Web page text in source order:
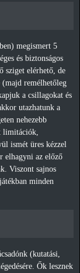
megismert 5
és biztonságos
sziget elérhető, de
(majd remélhetőleg
a csillagokat és
utazhatunk a
nehezebb
limitációk,
ismét üres kézzel
elhagyni az előző
Viszont sajnos
minden
(kutatási,
Ők lesznek